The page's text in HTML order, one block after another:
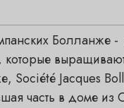
Болланже
которые
Société Jacques
часть в доме